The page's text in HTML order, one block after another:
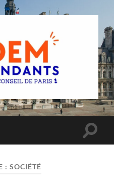
Groupe
MoDem
et
de
Toggle
:SOCIÉTÉ